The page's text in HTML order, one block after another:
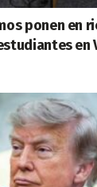
ponen en
en